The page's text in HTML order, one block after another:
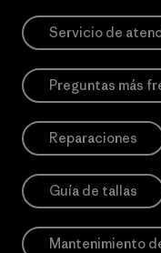
Servicio de
Preguntas más
Reparaciones
Guía de tallas
Mantenimiento